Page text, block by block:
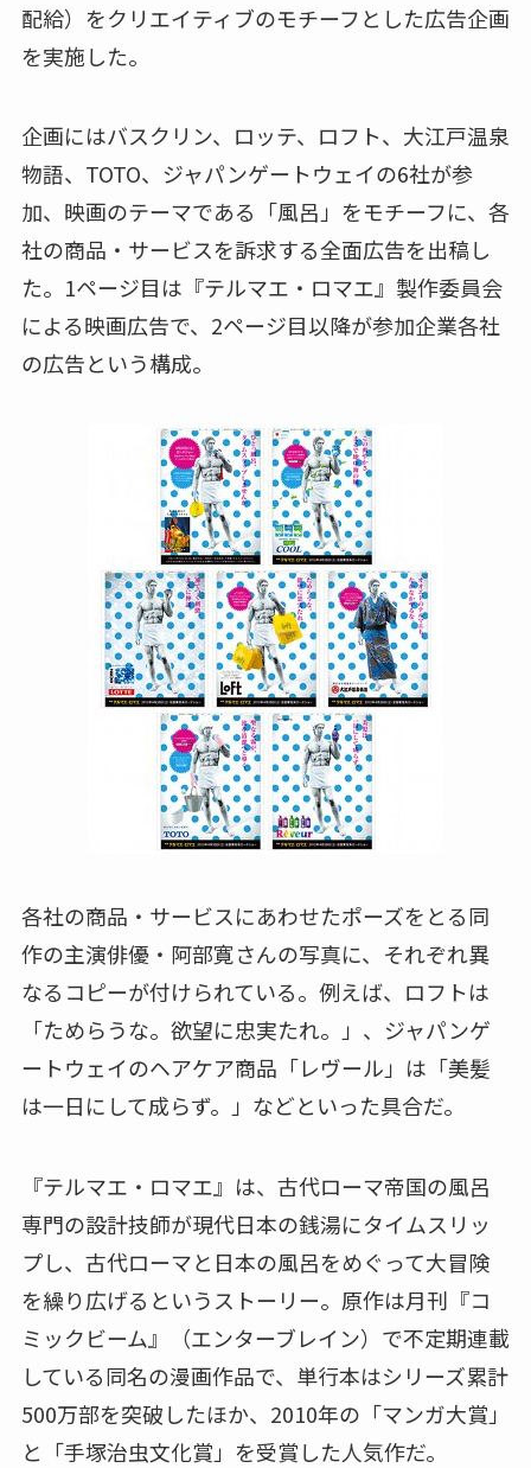
配給）をクリエイティブのモチーフとした広告企画
を実施した。
企画にはバスクリン、ロッテ、ロフト、大江戸温泉
物語、TOTO、ジャパンゲートウェイの6社が参
加、映画のテーマである「風呂」をモチーフに、各
社の商品・サービスを訴求する全面広告を出稿し
た。1ページ目は『テルマエ・ロマエ』製作委員会
による映画広告で、2ページ目以降が参加企業各社
の広告という構成。
各社の商品・サービスにあわせたポーズをとる同
作の主演俳優・阿部寛さんの写真に、それぞれ異
なるコピーが付けられている。例えば、ロフトは
「ためらうな。欲望に忠実たれ。」、ジャパンゲ
ートウェイのヘアケア商品「レヴール」は「美髪
は一日にして成らず。」などといった具合だ。
『テルマエ・ロマエ』は、古代ローマ帝国の風呂
専門の設計技師が現代日本の銭湯にタイムスリッ
プし、古代ローマと日本の風呂をめぐって大冒険
を繰り広げるというストーリー。原作は月刊『コ
ミックビーム』（エンターブレイン）で不定期連載
している同名の漫画作品で、単行本はシリーズ累計
500万部を突破したほか、2010年の「マンガ大賞」
と「手塚治虫文化賞」を受賞した人気作だ。